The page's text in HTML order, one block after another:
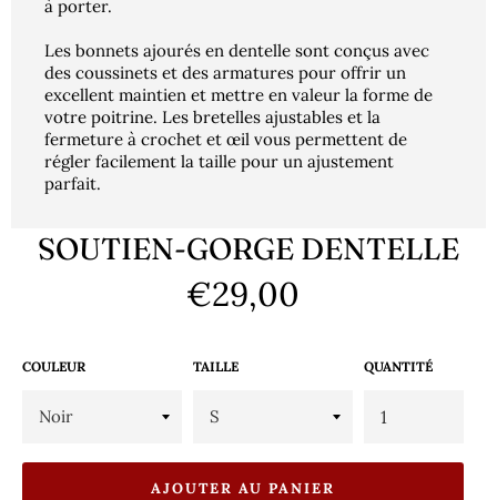
à porter.
Les bonnets ajourés en dentelle sont conçus avec
des coussinets et des armatures pour offrir un
excellent maintien et mettre en valeur la forme de
votre poitrine. Les bretelles ajustables et la
fermeture à crochet et œil vous permettent de
régler facilement la taille pour un ajustement
parfait.
SOUTIEN-GORGE DENTELLE
Prix
régulier
€29,00
COULEUR TAILLE QUANTITÉ
AJOUTER AU PANIER